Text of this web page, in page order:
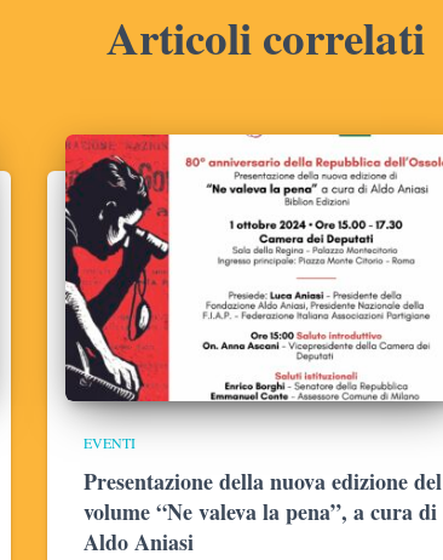
Articoli correlati
EVENTI
Presentazione della nuova edizione del
volume “Ne valeva la pena”, a cura di
Aldo Aniasi